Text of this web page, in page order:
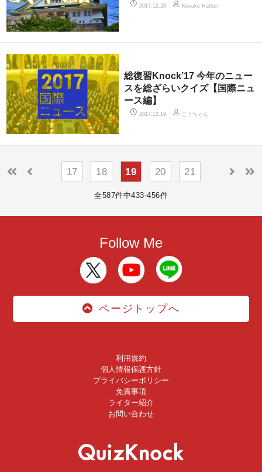
2017.12.28 Kosuke Hattori
総復習Knock’17 今年のニュー
スを総ざらいクイズ【国際ニュ
ース編】
2017.12.19 こうちゃん
17 18 19 20 21
全587件中433-456件
Follow Me
ページトップへ
利用規約
個人情報保護方針
プライバシーポリシー
免責事項
ライター紹介
お問い合わせ